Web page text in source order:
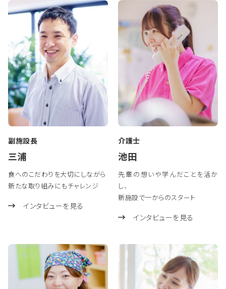
副施設長
三浦
食へのこだわりを大切にしながら
新たな取り組みにもチャレンジ
インタビューを見る
介護士
池田
先輩の想いや学んだことを活か
し、
新施設で一からのスタート
インタビューを見る